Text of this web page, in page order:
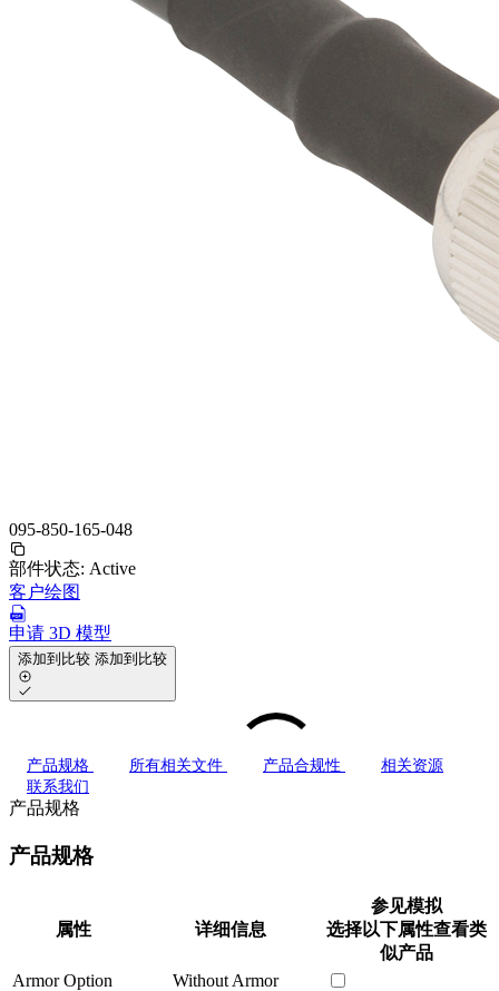
095-850-165-048
部件状态: Active
客户绘图
申请 3D 模型
添加到比较 添加到比较
产品规格 所有相关文件 产品合规性
相关资源
联系我们
产品规格
产品规格
属性 详细信息
参见模拟
选择以下属性查看类
似产品
Armor Option
Without Armor